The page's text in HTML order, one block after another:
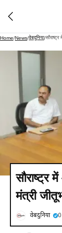
Home/News/वेबदुनिया/
सौराष्ट्र
मंत्री
वेबदुनिया